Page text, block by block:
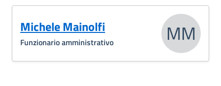
Michele Mainolfi
Funzionario amministrativo MM